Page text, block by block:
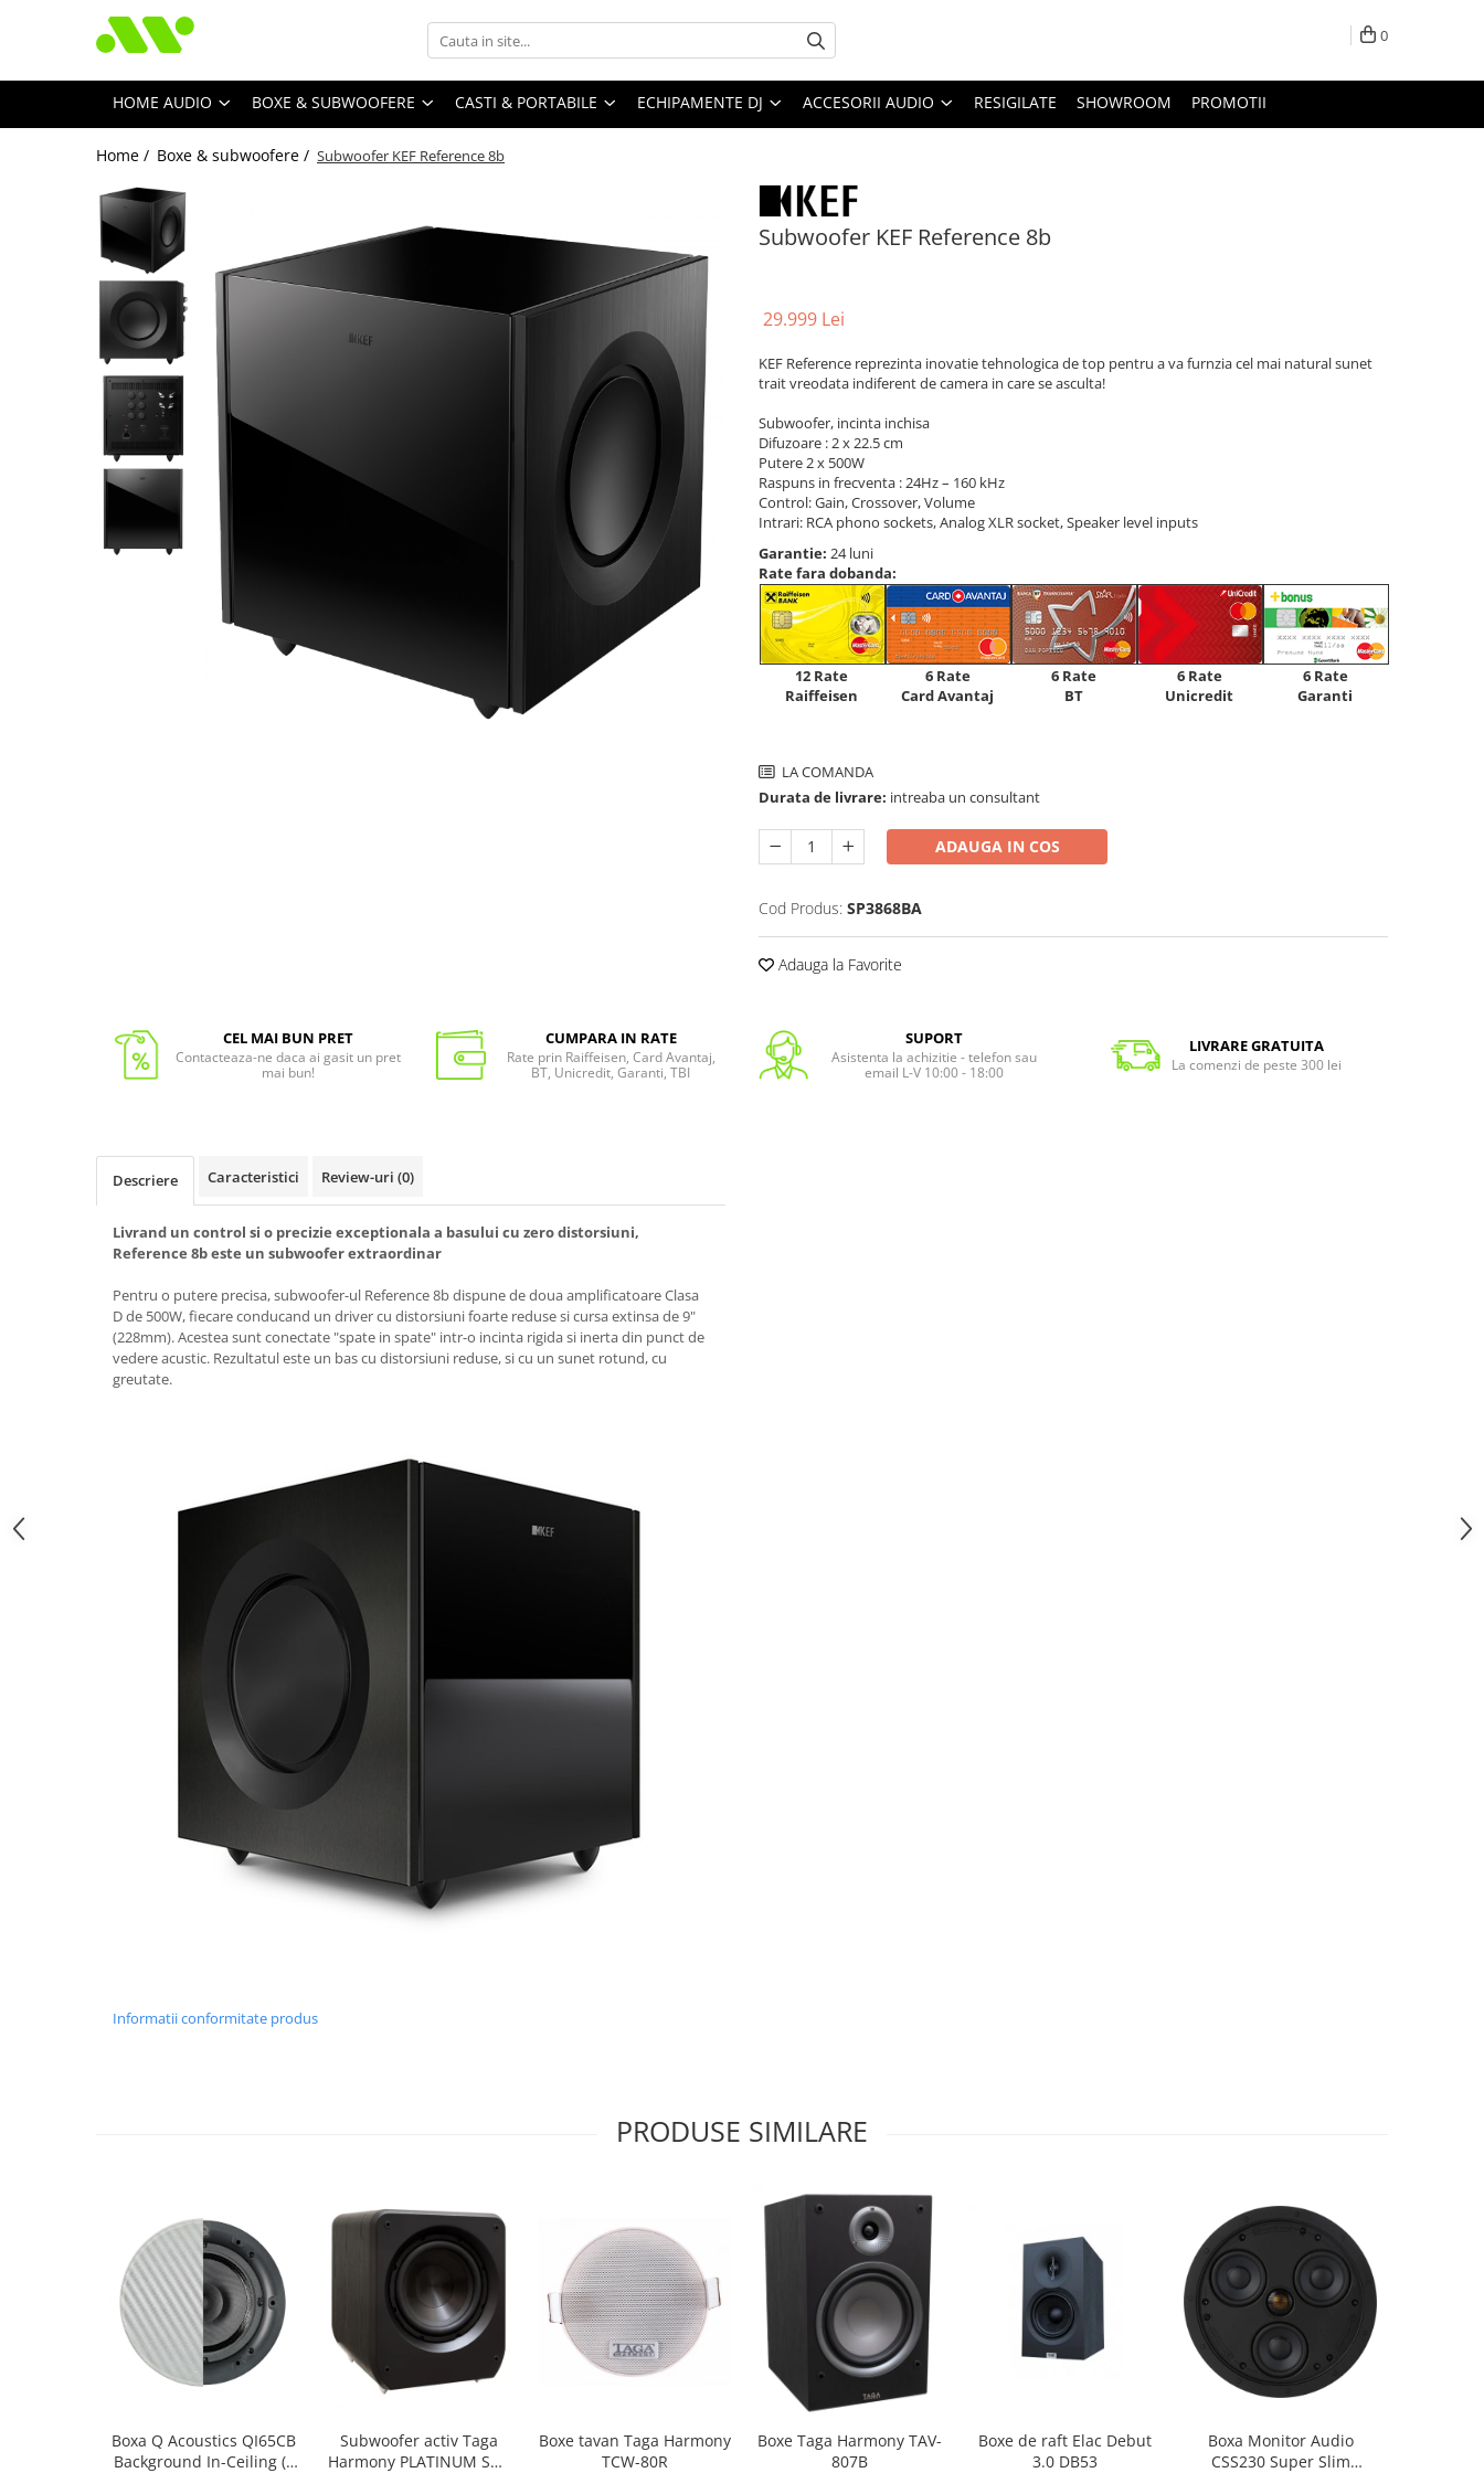
0
HOME AUDIO BOXE & SUBWOOFERE CASTI & PORTABILE ECHIPAMENTE DJ ACCESORII AUDIO RESIGILATE SHOWROOM PROMOTII
Home / Boxe & subwoofere / Subwoofer KEF Reference 8b
Subwoofer KEF Reference 8b
29.999 Lei
KEF Reference reprezinta inovatie tehnologica de top pentru a va furnzia cel mai natural sunet
trait vreodata indiferent de camera in care se asculta!
Subwoofer, incinta inchisa
Difuzoare : 2 x 22.5 cm
Putere 2 x 500W
Raspuns in frecventa : 24Hz – 160 kHz
Control: Gain, Crossover, Volume
Intrari: RCA phono sockets, Analog XLR socket, Speaker level inputs
Garantie: 24 luni
Rate fara dobanda:
12 Rate
Raiffeisen
6 Rate
Card Avantaj
6 Rate
BT
6 Rate
Unicredit
6 Rate
Garanti
LA COMANDA
Durata de livrare: intreaba un consultant
ADAUGA IN COS
Cod Produs: SP3868BA
Adauga la Favorite
CEL MAI BUN PRET
Contacteaza-ne daca ai gasit un pret
mai bun!
CUMPARA IN RATE
Rate prin Raiffeisen, Card Avantaj,
BT, Unicredit, Garanti, TBI
SUPORT
Asistenta la achizitie - telefon sau
email L-V 10:00 - 18:00
LIVRARE GRATUITA
La comenzi de peste 300 lei
Descriere Caracteristici Review-uri (0)
Livrand un control si o precizie exceptionala a basului cu zero distorsiuni,
Reference 8b este un subwoofer extraordinar
Pentru o putere precisa, subwoofer-ul Reference 8b dispune de doua amplificatoare Clasa
D de 500W, fiecare conducand un driver cu distorsiuni foarte reduse si cursa extinsa de 9"
(228mm). Acestea sunt conectate "spate in spate" intr-o incinta rigida si inerta din punct de
vedere acustic. Rezultatul este un bas cu distorsiuni reduse, si cu un sunet rotund, cu
greutate.
Informatii conformitate produs
PRODUSE SIMILARE
Boxa Q Acoustics QI65CB
Background In-Ceiling (1
Subwoofer activ Taga
Harmony PLATINUM SW-
Boxe tavan Taga Harmony
TCW-80R
Boxe Taga Harmony TAV-
807B
Boxe de raft Elac Debut
3.0 DB53
Boxa Monitor Audio
CSS230 Super Slim